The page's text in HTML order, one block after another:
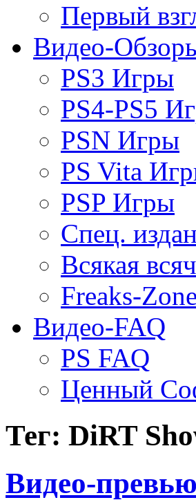
Первый
Видео-
PS3 Игры
PS4-PS5
PSN Игры
PS Vita
PSP Игры
Спец.
Всякая
Freaks-Zone
Видео-FAQ
PS FAQ
Ценный
Тег: DiRT
Видео-